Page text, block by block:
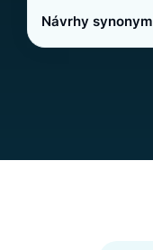
Návrhy synonym